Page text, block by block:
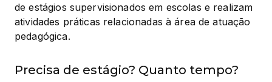
de estágios supervisionados em escolas e realizam
atividades práticas relacionadas à área de atuação
pedagógica.
Precisa de estágio? Quanto tempo?